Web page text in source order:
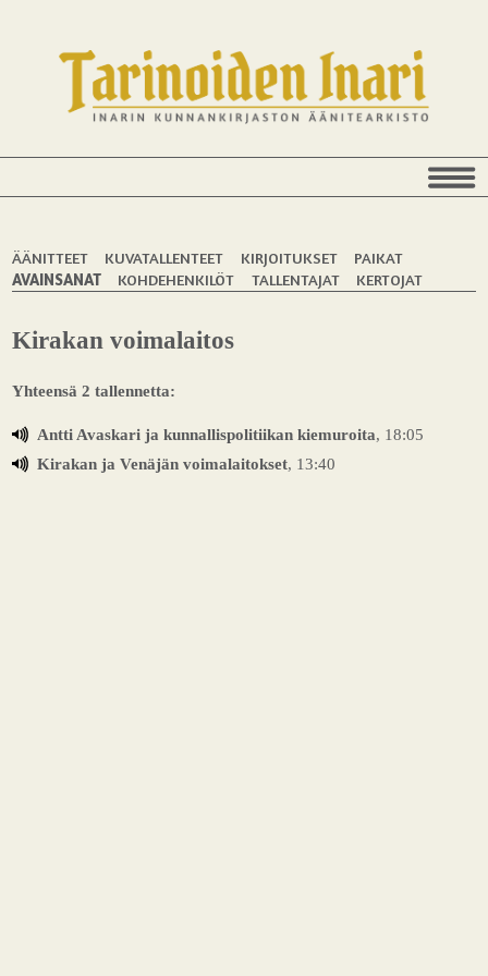
ÄÄNITTEET KUVATALLENTEET KIRJOITUKSET
PAIKAT
AVAINSANAT
KOHDEHENKILÖT TALLENTAJAT KERTOJAT
Kirakan voimalaitos
Yhteensä 2 tallennetta:
Antti Avaskari ja kunnallispolitiikan kiemuroita, 18:05
Kirakan ja Venäjän voimalaitokset, 13:40